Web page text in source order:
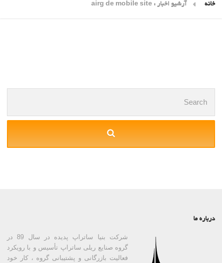
خانه آرشیو اخبار : airg de mobile site
for:
درباره ما
شرکت بنیا ساتراپ پدیده در سال 89 در
گروه صنایع ریلی ساتراپ تأسیس و با رویکرد
فعالیت بازرگانی و پشتیبانی گروه ، کار خود